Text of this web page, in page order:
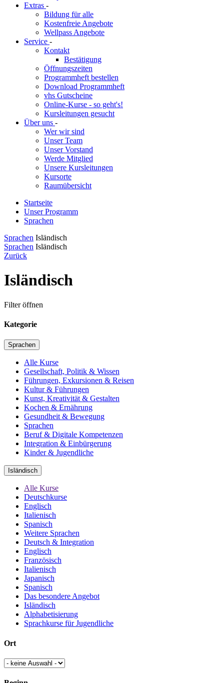
Extras -
Bildung für alle
Kostenfreie Angebote
Wellpass Angebote
Service -
Kontakt
Bestätigung
Öffnungszeiten
Programmheft bestellen
Download Programmheft
vhs Gutscheine
Online-Kurse - so geht's!
Kursleitungen gesucht
Über uns -
Wer wir sind
Unser Team
Unser Vorstand
Werde Mitglied
Unsere Kursleitungen
Kursorte
Raumübersicht
Startseite
Unser Programm
Sprachen
Sprachen Isländisch
Sprachen Isländisch
Zurück
Isländisch
Filter öffnen
Kategorie
Sprachen
Alle Kurse
Gesellschaft, Politik & Wissen
Führungen, Exkursionen & Reisen
Kultur & Führungen
Kunst, Kreativität & Gestalten
Kochen & Ernährung
Gesundheit & Bewegung
Sprachen
Beruf & Digitale Kompetenzen
Integration & Einbürgerung
Kinder & Jugendliche
Isländisch
Alle Kurse
Deutschkurse
Englisch
Italienisch
Spanisch
Weitere Sprachen
Deutsch & Integration
Englisch
Französisch
Italienisch
Japanisch
Spanisch
Das besondere Angebot
Isländisch
Alphabetisierung
Sprachkurse für Jugendliche
Ort